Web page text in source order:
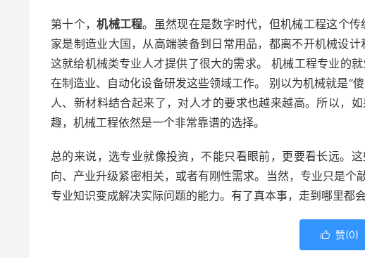
第十个，机械工程。虽然现在是数字时代，但机械工程这个
家是制造业大国，从高端装备到日常用品，都离不开机械设
这就给机械类专业人才提供了很大的需求。 机械工程专业的
在制造业、自动化设备研发这些领域工作。 别以为机械就是“
人、新材料结合起来了，对人才的要求也越来越高。所以，
趣，机械工程依然是一个非常靠谱的选择。
总的来说，选专业就像投资，不能只看眼前，更要看长远。
向、产业升级紧密相关，或者有刚性需求。当然，专业只是
专业知识变成解决实际问题的能力。有了真本事，走到哪里都会
 赞(0)